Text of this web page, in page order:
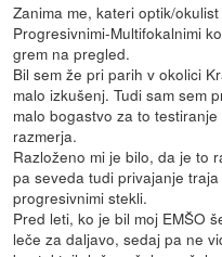
Zanima me, kateri optik/
Progresivnimi-Multifokalnimi
grem na pregled.
Bil sem že pri parih v okolici
malo izkušenj. Tudi sam sem
malo bogastvo za to
razmerja.
Razloženo mi je bilo, da je to
pa seveda tudi privajanje
progresivnimi stekli.
Pred leti, ko je bil moj EMŠO
leče za daljavo, sedaj pa ne